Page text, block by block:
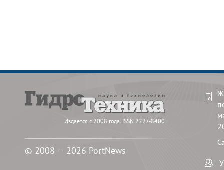
Издается с 2008 года. ISSN 2227-8400
© 2008 — 2026 PortNews